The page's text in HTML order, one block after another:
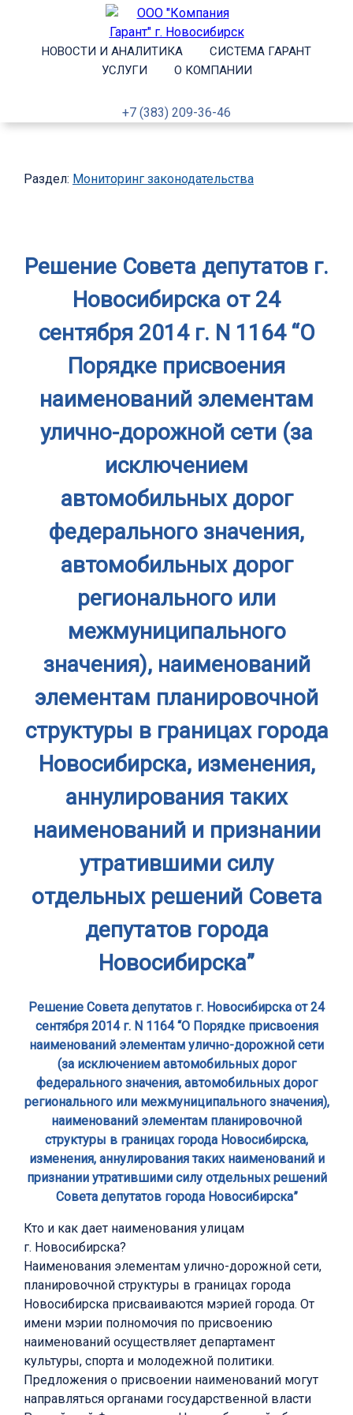
НОВОСТИ И АНАЛИТИКА
СИСТЕМА ГАРАНТ
УСЛУГИ
О КОМПАНИИ
+7 (383) 209-36-46
Раздел: Мониторинг законодательства
Решение Совета депутатов г.
Новосибирска от 24
сентября 2014 г. N 1164 “О
Порядке присвоения
наименований элементам
улично-дорожной сети (за
исключением
автомобильных дорог
федерального значения,
автомобильных дорог
регионального или
межмуниципального
значения), наименований
элементам планировочной
структуры в границах города
Новосибирска, изменения,
аннулирования таких
наименований и признании
утратившими силу
отдельных решений Совета
депутатов города
Новосибирска”
Решение Совета депутатов г. Новосибирска от 24
сентября 2014 г. N 1164 “О Порядке присвоения
наименований элементам улично-дорожной сети
(за исключением автомобильных дорог
федерального значения, автомобильных дорог
регионального или межмуниципального значения),
наименований элементам планировочной
структуры в границах города Новосибирска,
изменения, аннулирования таких наименований и
признании утратившими силу отдельных решений
Совета депутатов города Новосибирска”
Кто и как дает наименования улицам
г. Новосибирска?
Наименования элементам улично-дорожной сети,
планировочной структуры в границах города
Новосибирска присваиваются мэрией города. От
имени мэрии полномочия по присвоению
наименований осуществляет департамент
культуры, спорта и молодежной политики.
Предложения о присвоении наименований могут
направляться органами государственной власти